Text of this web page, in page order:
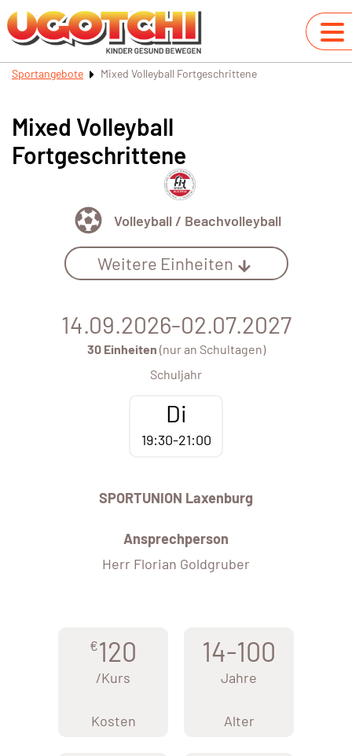
Sportangebote Mixed Volleyball Fortgeschrittene
Mixed Volleyball
Fortgeschrittene
Volleyball / Beachvolleyball
Weitere Einheiten
14.09.2026-02.07.2027
30 Einheiten (nur an Schultagen)
Schuljahr
Di
19:30-21:00
SPORTUNION Laxenburg
Ansprechperson
Herr Florian Goldgruber
€120
/Kurs
Kosten
14-100
Jahre
Alter